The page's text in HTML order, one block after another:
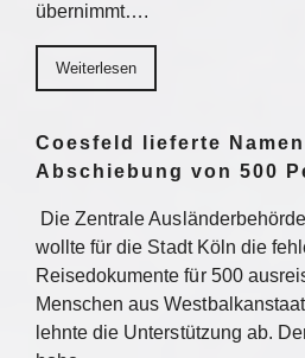
übernimmt….
Weiterlesen
Coesfeld lieferte
Abschiebung von 500
Die Zentrale
wollte für die Stadt Köln die
Reisedokumente für 500
Menschen aus
lehnte die Unterstützung ab.